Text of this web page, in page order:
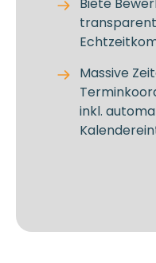
Massive
inkl.